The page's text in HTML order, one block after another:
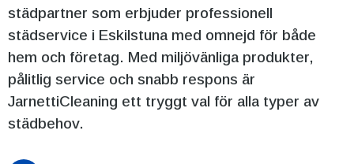
städpartner som erbjuder professionell
städservice i Eskilstuna med omnejd för både
hem och företag. Med miljövänliga produkter,
pålitlig service och snabb respons är
JarnettiCleaning ett tryggt val för alla typer av
städbehov.